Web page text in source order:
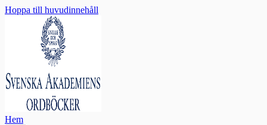
Hoppa till huvudinnehåll
Hem